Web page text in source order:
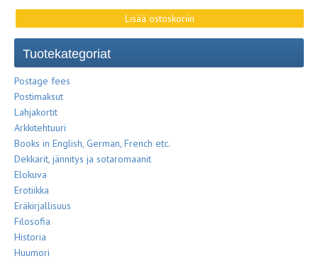
Tuotekategoriat
Postage fees
Postimaksut
Lahjakortit
Arkkitehtuuri
Books in English, German, French etc.
Dekkarit, jännitys ja sotaromaanit
Elokuva
Erotiikka
Eräkirjallisuus
Filosofia
Historia
Huumori